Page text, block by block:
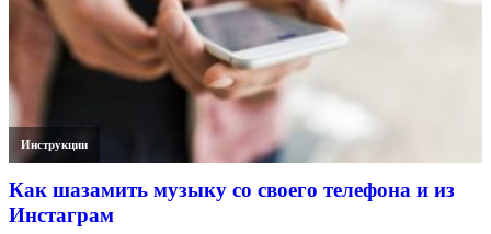
Инструкции
Как шазамить музыку со своего телефона и из
Инстаграм